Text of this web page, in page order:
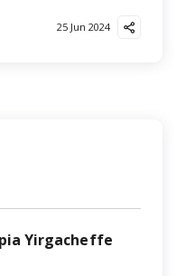
25 Jun 2024
Yirgacheffe